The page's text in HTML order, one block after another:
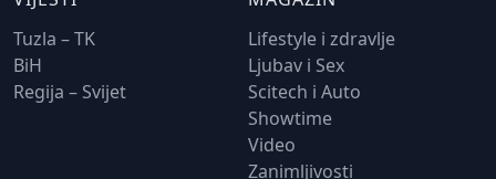
Tuzla – TK
BiH
Regija – Svijet
Lifestyle i zdravlje
Ljubav i Sex
Scitech i Auto
Showtime
Video
Zanimljivosti